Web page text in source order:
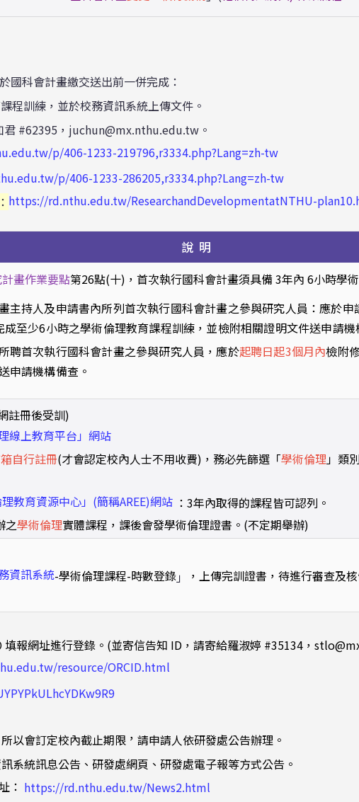
國科會計畫繳交送出前一併完成：
程訓練 ，並於校務資訊系統上傳文件。
君 #62395 ， juchun@mx.nthu.edu.tw 。
p/406-1233-219796,r3334.php?Lang=zh-tw
p/406-1233-286205,r3334.php?Lang=zh-tw
： https://rd.nthu.edu.tw/ResearchandDevelopmentatNTHU-
說 明
畫作業要點第26點(十)，首次執行國科會計畫須具備 3年內 6小時學
主持人及申請書內所列首次執行國科會計畫之參與研究人員：應於申
成至少6小時之學術倫理教育課程訓練，並檢附相關證明文件送申請機
聘首次執行國科會計畫之參與研究人員，應於起聘日起3個月內檢附
申請機構備查。
註冊後受訓)
線上教育平台」網站
自行註冊(才會認定校內人士不用收費)，務必先篩選「學術倫理」類
理教育資源中心」(簡稱AREE)網站 ：3年內取得的課程皆可認列。
之學術倫理實體課程，課後會發學術倫理證書。(不定期舉辦)
資訊系統-學術倫理課程-時數登錄」 ， 上傳完訓證書，待進行審查及
填報網址進行登錄。(並寄信告知 ID，請寄給羅淑婷 #35134，
resource/ORCID.html
所以會訂定校內截止期限 ， 請申請人依研發處公告辦理。
系統訊息公告、研發處網頁、研發處電子報等方式公告。
： https://rd.nthu.edu.tw/News2.html